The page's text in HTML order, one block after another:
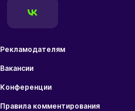
Рекламодателям
Вакансии
Конференции
Правила комментирования